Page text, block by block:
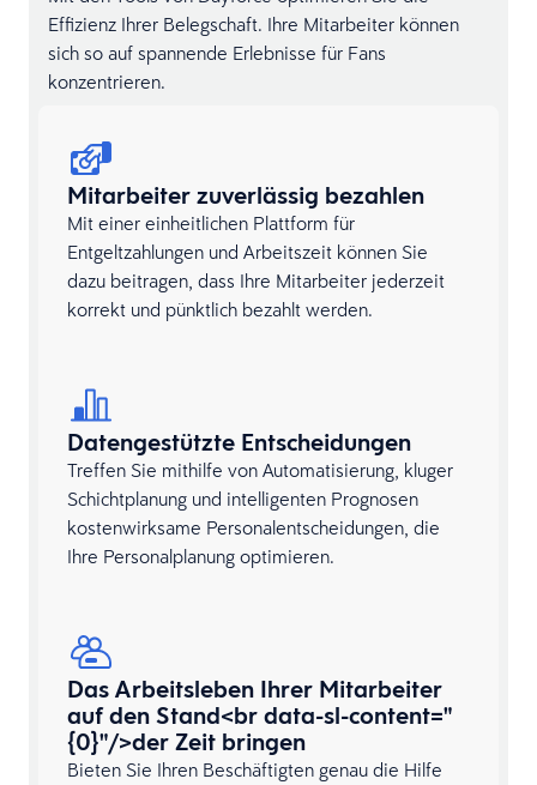
Effizienz Ihrer Belegschaft. Ihre Mitarbeiter können
sich so auf spannende Erlebnisse für Fans
konzentrieren.
Mitarbeiter zuverlässig bezahlen
Mit einer einheitlichen Plattform für
Entgeltzahlungen und Arbeitszeit können Sie
dazu beitragen, dass Ihre Mitarbeiter jederzeit
korrekt und pünktlich bezahlt werden.
Datengestützte Entscheidungen
Treffen Sie mithilfe von Automatisierung, kluger
Schichtplanung und intelligenten Prognosen
kostenwirksame Personalentscheidungen, die
Ihre Personalplanung optimieren.
Das Arbeitsleben Ihrer Mitarbeiter
auf den Stand<br data-sl-content="
{0}"/>der Zeit bringen
Bieten Sie Ihren Beschäftigten genau die Hilfe